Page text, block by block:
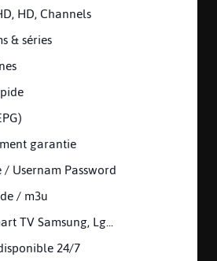
HD, Channels
& séries
garantie
Usernam Password
/ m3u
TV Samsung, Lg...
24/7